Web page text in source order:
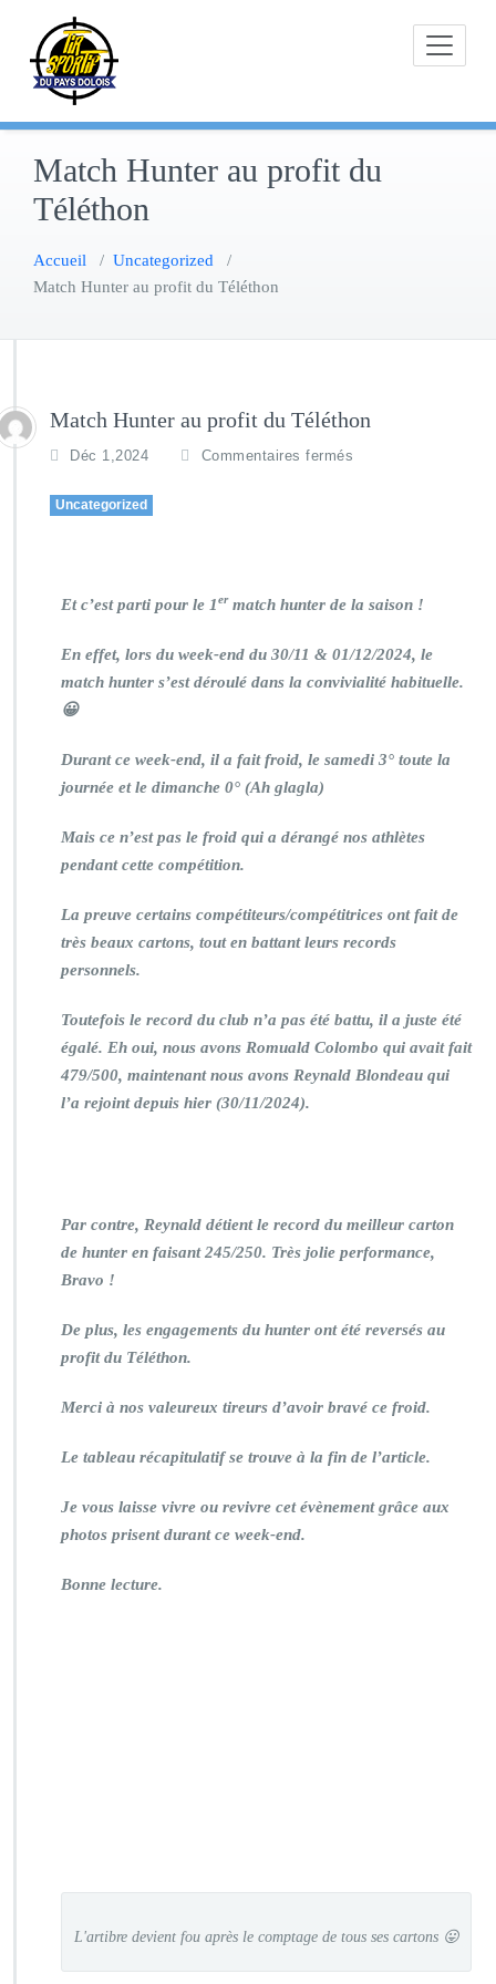
content
Match Hunter au profit du
Téléthon
Accueil / Uncategorized /
Match Hunter au profit du Téléthon
Match Hunter au profit du Téléthon
Déc 1,2024 Commentaires fermés
Uncategorized
Et c’est parti pour le 1ermatch hunter de la saison !
En effet, lors du week-end du 30/11 & 01/12/2024, le
match hunter s’est déroulé dans la convivialité habituelle.
😀
Durant ce week-end, il a fait froid, le samedi 3° toute la
journée et le dimanche 0° (Ah glagla)
Mais ce n’est pas le froid qui a dérangé nos athlètes
pendant cette compétition.
La preuve certains compétiteurs/compétitrices ont fait de
très beaux cartons, tout en battant leurs records
personnels.
Toutefois le record du club n’a pas été battu, il a juste été
égalé. Eh oui, nous avons Romuald Colombo qui avait fait
479/500, maintenant nous avons Reynald Blondeau qui
l’a rejoint depuis hier (30/11/2024).
Par contre, Reynald détient le record du meilleur carton
de hunter en faisant 245/250. Très jolie performance,
Bravo !
De plus, les engagements du hunter ont été reversés au
profit du Téléthon.
Merci à nos valeureux tireurs d’avoir bravé ce froid.
Le tableau récapitulatif se trouve à la fin de l’article.
Je vous laisse vivre ou revivre cet évènement grâce aux
photos prisent durant ce week-end.
Bonne lecture.
L'artibre devient fou après le comptage de tous ses cartons 😛